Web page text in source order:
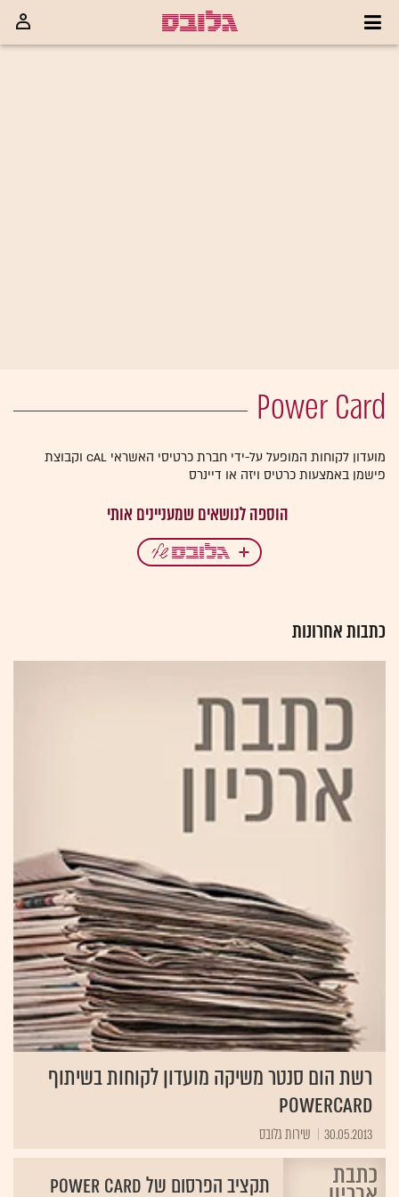
מועדון לקוחות המופעל על-ידי חברת כרטיסי האשראי ‏cal‏ וקבוצת
פישמן באמצעות כרטיס ויזה או דיינרס
כתבות אחרונות
רשת הום סנטר משיקה מועדון לקוחות בשיתוף
PowerCard
30.05.2013 שירות גלובס
תקציב הפרסום של Power Card